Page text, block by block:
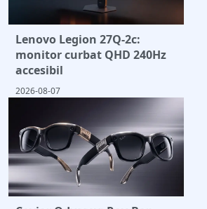
Lenovo Legion 27Q-2c:
monitor curbat QHD 240Hz
accesibil
2026-08-07